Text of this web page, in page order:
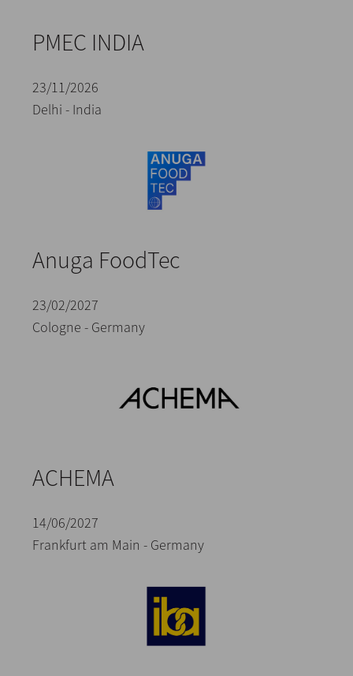
PMEC INDIA
23/11/2026
Delhi - India
Anuga FoodTec
23/02/2027
Cologne - Germany
ACHEMA
14/06/2027
Frankfurt am Main - Germany